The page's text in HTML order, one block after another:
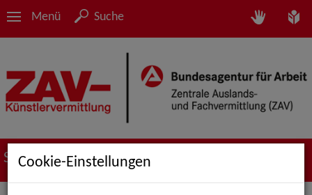
Menü Suche
Suche nach Künstler*innen
Cookie-Einstellungen